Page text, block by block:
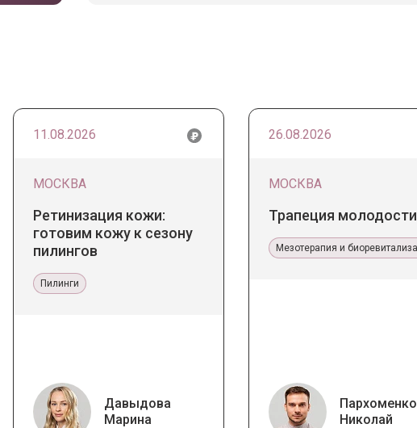
11.08.2026
МОСКВА
Ретинизация кожи:
готовим кожу к сезону
пилингов
Пилинги
Давыдова
Марина
26.08.2026
МОСКВА
Трапеция молодости
Мезотерапия и
Пархоменко
Николай